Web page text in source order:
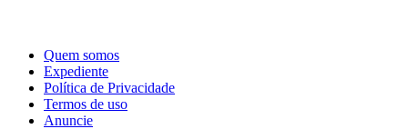
Quem somos
Expediente
Política de Privacidade
Termos de uso
Anuncie